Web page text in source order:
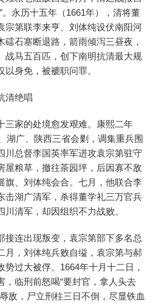
。永历十五年（1661年），清将董
宗第联李来亨、刘体纯设伏南阳河
石塞断退路，箭雨倾泻三昼夜，
战马五百匹，创下南明抗清最大规
身免，被褫职问罪。
清绝唱
三家的处境愈发艰难。康熙二年
湖广、陕西三省会剿，调集重兵围
川总督李国英率军进攻袁宗第驻守
屋粮草，撤往茶园坪，后因寡不敌
旗、刘体纯会合。七月，他联合李
击湖广清军，杀得董学礼三万官兵
清军，却因组织不力战败。
接连出现叛变，袁宗第部下多名总
月，刘体纯兵败自缢，袁宗第与郝
过大被俘。1664年十月十二日，
，临刑前怒喝“要封官，拿人头去
敌，尸立刑柱三日不倒，尽显铁血